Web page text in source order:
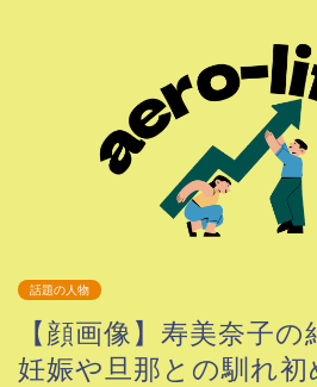
話題の人物
【顔画像】寿美奈子の
妊娠や旦那との馴れ初